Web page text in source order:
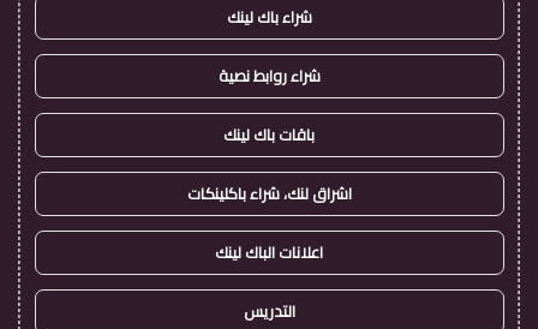
شراء باك لينك
شراء روابط نصية
باقات باك لينك
اشراق لنك، شراء باكلينكات
اعلانات الباك لينك
التدريس